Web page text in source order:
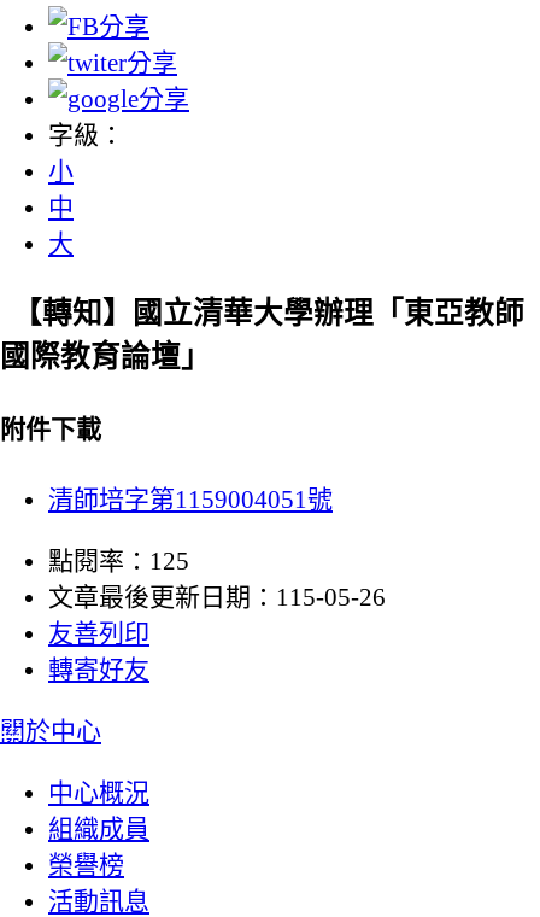
字級：
小
中
大
【轉知】國立清華大學辦理「東亞教師
國際教育論壇」
附件下載
清師培字第1159004051號
點閱率：125
文章最後更新日期：115-05-26
友善列印
轉寄好友
:::
關於中心
中心概況
組織成員
榮譽榜
活動訊息